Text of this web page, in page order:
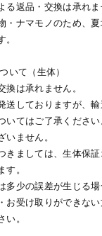
る返品・交換は承れま
・ナマモノのため、
いて（生体）
換は承れません。
送しておりますが、
いてはご了承ください
いません。
きましては、生体保
す。
多少の誤差が生じる場
お受け取りができな
い。